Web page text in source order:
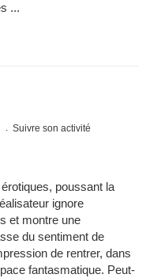
...
Suivre son activité
poussant la
ignore
et montre une
du sentiment de
de rentrer, dans
fantasmatique. Peut-